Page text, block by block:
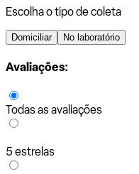
Escolha o tipo de coleta
Domiciliar No laboratório
Avaliações:
Todas as avaliações
5 estrelas